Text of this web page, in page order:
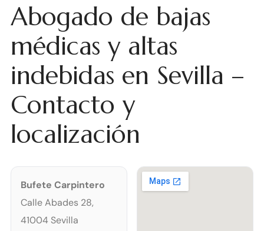
Abogado de bajas
médicas y altas
indebidas en Sevilla –
Contacto y
localización
Bufete Carpintero
Calle Abades 28,
41004 Sevilla